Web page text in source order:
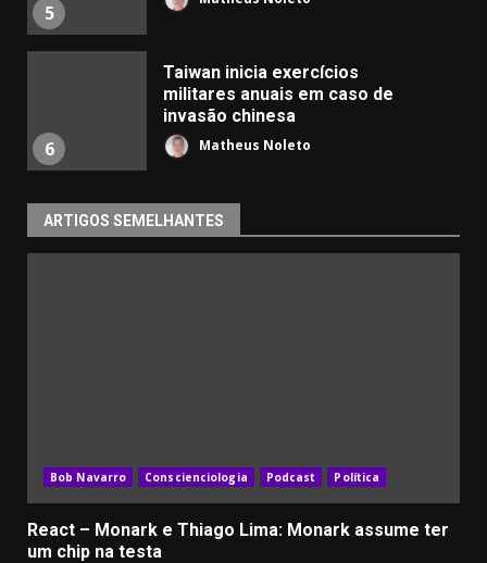
5
6
Taiwan inicia exercícios
militares anuais em caso de
invasão chinesa
Matheus Noleto
ARTIGOS SEMELHANTES
Bob Navarro Conscienciologia Podcast Política
React – Monark e Thiago Lima: Monark assume ter
um chip na testa